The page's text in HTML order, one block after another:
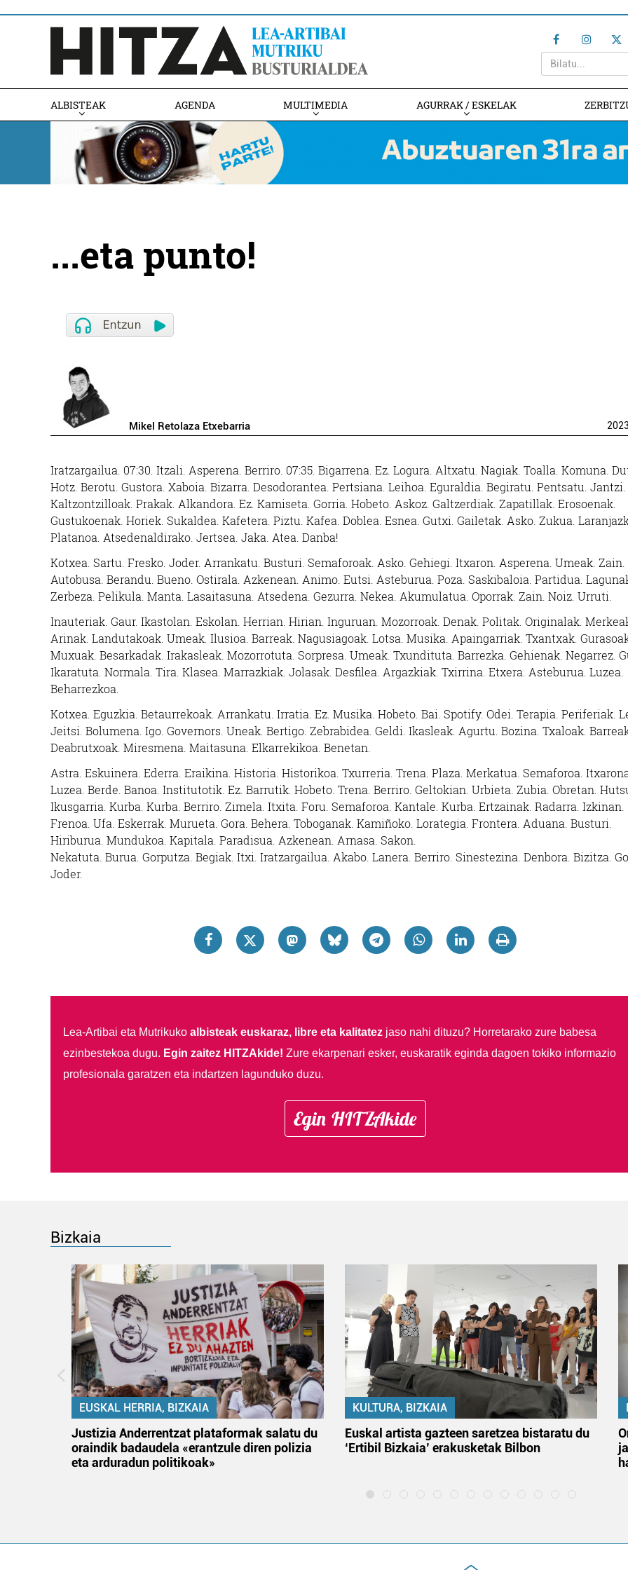
ALBISTEAK AGENDA MULTIMEDIA AGURRAK / ESKELAK
...eta punto!
Mikel Retolaza Etxebarria 2023
Iratzargailua. 07:30. Itzali. Asperena. Berriro. 07:35. Bigarrena. Ez. Logura. Altxatu. Nagiak. Toalla. Komuna.
Hotz. Berotu. Gustora. Xaboia. Bizarra. Desodorantea. Pertsiana. Leihoa. Eguraldia. Begiratu. Pentsatu. Jantzi.
Kaltzontzilloak. Prakak. Alkandora. Ez. Kamiseta. Gorria. Hobeto. Askoz. Galtzerdiak. Zapatillak. Erosoenak.
Gustukoenak. Horiek. Sukaldea. Kafetera. Piztu. Kafea. Doblea. Esnea. Gutxi. Gailetak. Asko. Zukua.
Platanoa. Atsedenaldirako. Jertsea. Jaka. Atea. Danba!
Kotxea. Sartu. Fresko. Joder. Arrankatu. Busturi. Semaforoak. Asko. Gehiegi. Itxaron. Asperena. Umeak. Zain.
Autobusa. Berandu. Bueno. Ostirala. Azkenean. Animo. Eutsi. Asteburua. Poza. Saskibaloia. Partidua.
Zerbeza. Pelikula. Manta. Lasaitasuna. Atsedena. Gezurra. Nekea. Akumulatua. Oporrak. Zain. Noiz. Urruti.
Inauteriak. Gaur. Ikastolan. Eskolan. Herrian. Hirian. Inguruan. Mozorroak. Denak. Politak. Originalak.
Arinak. Landutakoak. Umeak. Ilusioa. Barreak. Nagusiagoak. Lotsa. Musika. Apaingarriak. Txantxak.
Muxuak. Besarkadak. Irakasleak. Mozorrotuta. Sorpresa. Umeak. Txundituta. Barrezka. Gehienak. Negarrez.
Ikaratuta. Normala. Tira. Klasea. Marrazkiak. Jolasak. Desfilea. Argazkiak. Txirrina. Etxera. Asteburua. Luzea.
Beharrezkoa.
Kotxea. Eguzkia. Betaurrekoak. Arrankatu. Irratia. Ez. Musika. Hobeto. Bai. Spotify. Odei. Terapia. Periferiak.
Jeitsi. Bolumena. Igo. Governors. Uneak. Bertigo. Zebrabidea. Geldi. Ikasleak. Agurtu. Bozina. Txaloak.
Deabrutxoak. Miresmena. Maitasuna. Elkarrekikoa. Benetan.
Astra. Eskuinera. Ederra. Eraikina. Historia. Historikoa. Txurreria. Trena. Plaza. Merkatua. Semaforoa.
Luzea. Berde. Banoa. Institutotik. Ez. Barrutik. Hobeto. Trena. Berriro. Geltokian. Urbieta. Zubia. Obretan.
Ikusgarria. Kurba. Kurba. Berriro. Zimela. Itxita. Foru. Semaforoa. Kantale. Kurba. Ertzainak. Radarra. Izkinan.
Frenoa. Ufa. Eskerrak. Murueta. Gora. Behera. Toboganak. Kamiñoko. Lorategia. Frontera. Aduana. Busturi.
Hiriburua. Mundukoa. Kapitala. Paradisua. Azkenean. Arnasa. Sakon.
Nekatuta. Burua. Gorputza. Begiak. Itxi. Iratzargailua. Akabo. Lanera. Berriro. Sinestezina. Denbora. Bizitza.
Joder.
Lea-Artibai eta Mutrikuko albisteak euskaraz, libre eta kalitatezjaso nahi dituzu? Horretarako zure babesa
ezinbestekoa dugu. Egin zaitez HITZAkide! Zure ekarpenari esker, euskaratik eginda dagoen tokiko informazio
profesionala garatzen eta indartzen lagunduko duzu.
Egin HITZAkide
Bizkaia
EUSKAL HERRIA, BIZKAIA
Justizia Anderrentzat plataformak salatu du
oraindik badaudela «erantzule diren polizia
eta arduradun politikoak»
KULTURA, BIZKAIA
Euskal artista gazteen saretzea bistaratu du
‘Ertibil Bizkaia’ erakusketak Bilbon